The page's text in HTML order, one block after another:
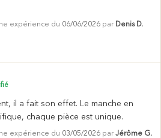
expérience du 06/06/2026 par Denis D.
il a fait son effet. Le manche en
chaque pièce est unique.
expérience du 03/05/2026 par Jérôme G.